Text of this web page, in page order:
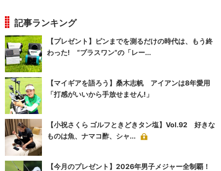
記事ランキング
【プレゼント】ピンまでを測るだけの時代は、もう終
わった! “プラスワン”の「レー...
【マイギアを語ろう】桑木志帆 アイアンは8年愛用
「打感がいいから手放せません!」
【小祝さくら ゴルフときどきタン塩】Vol.92 好きな
ものは魚、ナマコ酢、シャ...
【今月のプレゼント】2026年男子メジャー全制覇！